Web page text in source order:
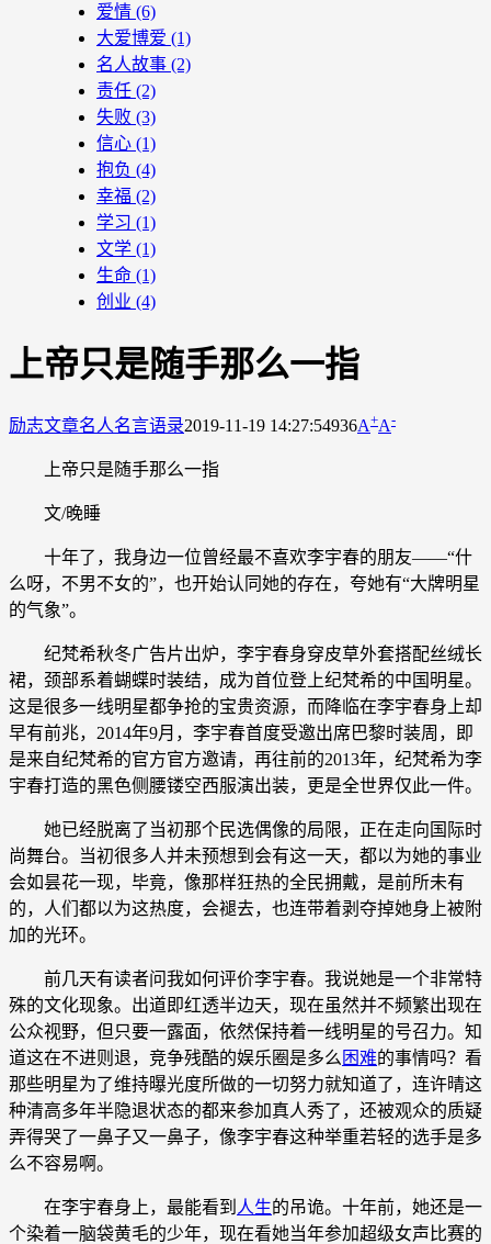
爱情 (6)
大爱博爱 (1)
名人故事 (2)
责任 (2)
失败 (3)
信心 (1)
抱负 (4)
幸福 (2)
学习 (1)
文学 (1)
生命 (1)
创业 (4)
上帝只是随手那么一指
励志文章名人名言语录2019-11-19 14:27:54936A+A-
上帝只是随手那么一指
文/晚睡
十年了，我身边一位曾经最不喜欢李宇春的朋友——“什
么呀，不男不女的”，也开始认同她的存在，夸她有“大牌明星
的气象”。
纪梵希秋冬广告片出炉，李宇春身穿皮草外套搭配丝绒长
裙，颈部系着蝴蝶时装结，成为首位登上纪梵希的中国明星。
这是很多一线明星都争抢的宝贵资源，而降临在李宇春身上却
早有前兆，2014年9月，李宇春首度受邀出席巴黎时装周，即
是来自纪梵希的官方官方邀请，再往前的2013年，纪梵希为李
宇春打造的黑色侧腰镂空西服演出装，更是全世界仅此一件。
她已经脱离了当初那个民选偶像的局限，正在走向国际时
尚舞台。当初很多人并未预想到会有这一天，都以为她的事业
会如昙花一现，毕竟，像那样狂热的全民拥戴，是前所未有
的，人们都以为这热度，会褪去，也连带着剥夺掉她身上被附
加的光环。
前几天有读者问我如何评价李宇春。我说她是一个非常特
殊的文化现象。出道即红透半边天，现在虽然并不频繁出现在
公众视野，但只要一露面，依然保持着一线明星的号召力。知
道这在不进则退，竞争残酷的娱乐圈是多么 困难的事情吗？看
那些明星为了维持曝光度所做的一切努力就知道了，连许晴这
种清高多年半隐退状态的都来参加真人秀了，还被观众的质疑
弄得哭了一鼻子又一鼻子，像李宇春这种举重若轻的选手是多
么不容易啊。
在李宇春身上，最能看到 人生的吊诡。十年前，她还是一
个染着一脑袋黄毛的少年，现在看她当年参加超级女声比赛的